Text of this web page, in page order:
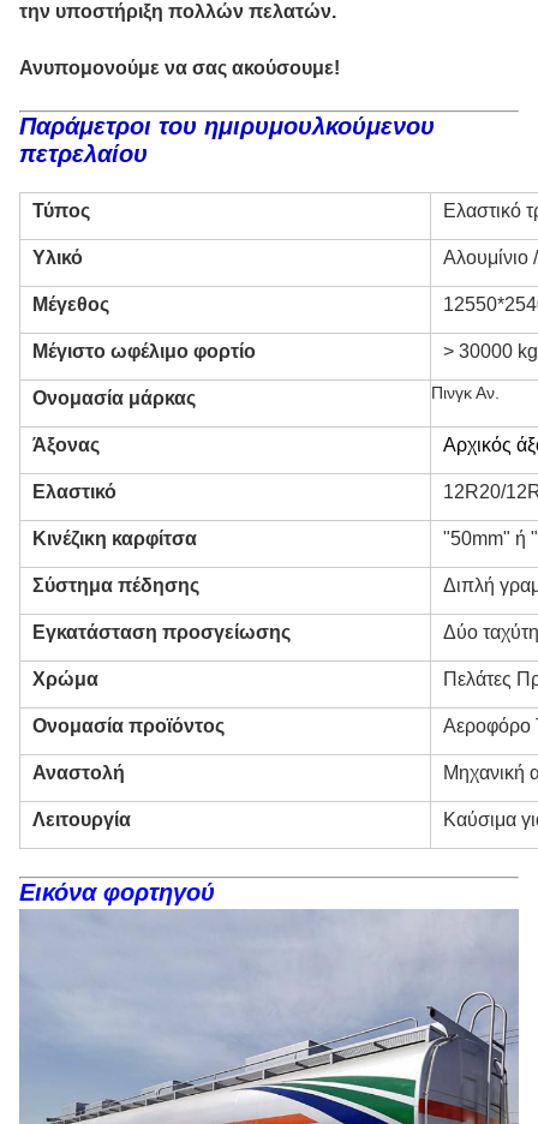
την υποστήριξη πολλών πελατών.
Ανυπομονούμε να σας ακούσουμε!
Παράμετροι του ημιρυμουλκούμενου
πετρελαίου
Τύπος Ελαστικό
Υλικό Αλουμίνιο
Μέγεθος
Μέγιστο ωφέλιμο φορτίο > 30000 kg
Ονομασία μάρκας Πινγκ Αν.
Άξονας Αρχικός
Ελαστικό 12R20/
Κινέζικη καρφίτσα "50mm" ή
Σύστημα πέδησης Διπλή
Εγκατάσταση προσγείωσης Δύο
Χρώμα Πελάτες
Ονομασία προϊόντος Αεροφόρο
Αναστολή Μηχανική
Λειτουργία Καύσιμα
Εικόνα φορτηγού